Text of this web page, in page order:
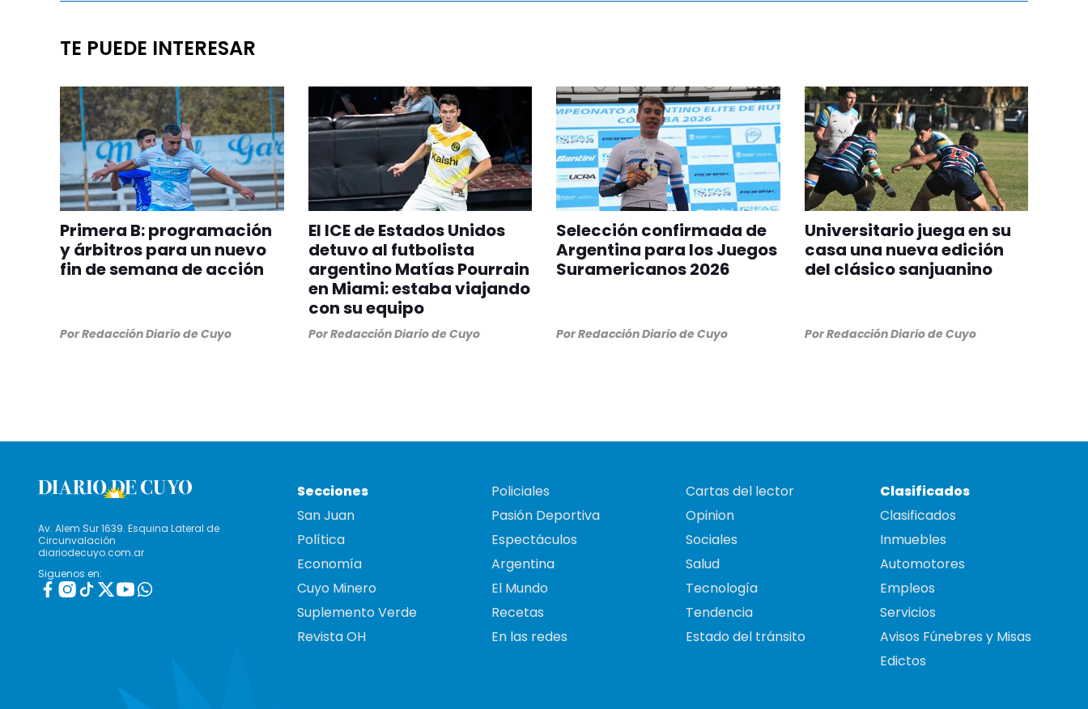
TE PUEDE INTERESAR
Primera B: programación
y árbitros para un nuevo
fin de semana de acción
PorRedacción Diario de Cuyo
El ICE de Estados Unidos
detuvo al futbolista
argentino Matías Pourrain
en Miami: estaba viajando
con su equipo
PorRedacción Diario de Cuyo
Selección confirmada de
Argentina para los Juegos
Suramericanos 2026
PorRedacción Diario de Cuyo
Universitario juega en su
casa una nueva edición
del clásico sanjuanino
PorRedacción Diario de Cuyo
Av. Alem Sur 1639. Esquina Lateral de
Circunvalación
diariodecuyo.com.ar
Siguenos en:
Secciones
San Juan
Política
Economía
Cuyo Minero
Suplemento Verde
Revista OH
Policiales
Pasión Deportiva
Espectáculos
Argentina
El Mundo
Recetas
En las redes
Cartas del lector
Opinion
Sociales
Salud
Tecnología
Tendencia
Estado del tránsito
Clasificados
Clasificados
Inmuebles
Automotores
Empleos
Servicios
Avisos Fúnebres y Misas
Edictos